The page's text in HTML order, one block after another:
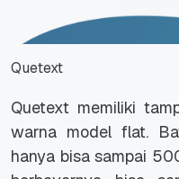
Quetext
Quetext memiliki
warna model flat.
hanya bisa sampai